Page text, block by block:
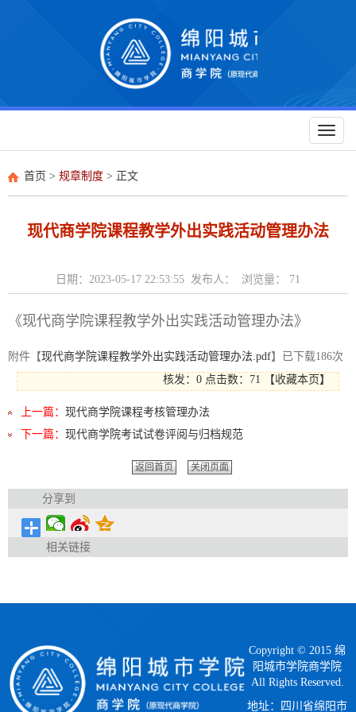
Toggle
首页 > 规章制度 > 正文
现代商学院课程教学外出实践活动管理办法
日期：2023-05-17 22:53:55 发布人： 浏览量： 71
《现代商学院课程教学外出实践活动管理办法》
附件【现代商学院课程教学外出实践活动管理办法.pdf】已下载186次
核发：0 点击数： 71 【收藏本页 】
上一篇： 现代商学院课程考核管理办法
下一篇： 现代商学院考试试卷评阅与归档规范
返回首页 关闭页面
分享到
相关链接
Copyright © 2015 绵
阳城市学院商学院
All Rights Reserved.
地址：四川省绵阳市